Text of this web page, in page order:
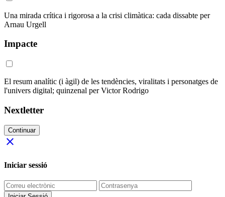
Una mirada crítica i rigorosa a la crisi climàtica: cada dissabte per
Arnau Urgell
Impacte
El resum analític (i àgil) de les tendències, viralitats i personatges de
l'univers digital; quinzenal per Victor Rodrigo
Nextletter
Continuar
close
Iniciar sessió